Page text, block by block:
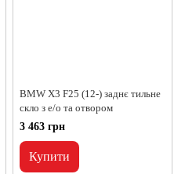
BMW X3 F25 (12-) заднє тильне
скло з е/о та отвором
3 463 грн
Купити